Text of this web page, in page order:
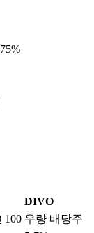
DIVO
100 우량 배당주